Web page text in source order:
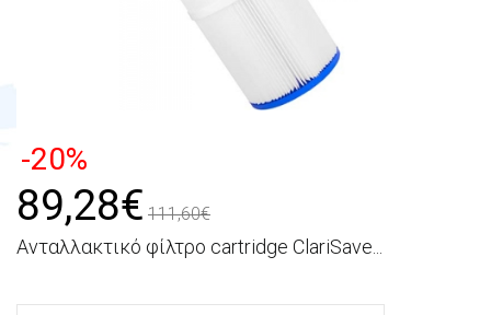
-20%
89,28€ 111,60€
Ανταλλακτικό φίλτρο cartridge ClariSave...